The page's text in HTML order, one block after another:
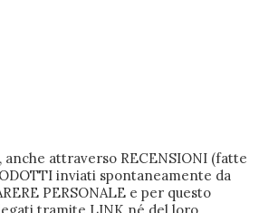
attraverso RECENSIONI (fatte
inviati spontaneamente da
PERSONALE e per questo
tramite LINK né del loro